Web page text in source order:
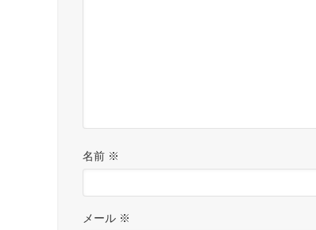
名前 ※
メール ※